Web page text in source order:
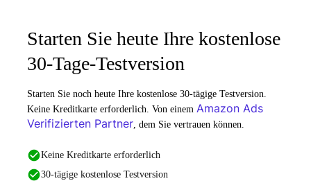
Starten Sie heute Ihre kostenlose
30-Tage-Testversion
Starten Sie noch heute Ihre kostenlose 30-tägige Testversion.
Keine Kreditkarte erforderlich. Von einem Amazon Ads
Verifizierten Partner, dem Sie vertrauen können.
Keine Kreditkarte erforderlich
30-tägige kostenlose Testversion